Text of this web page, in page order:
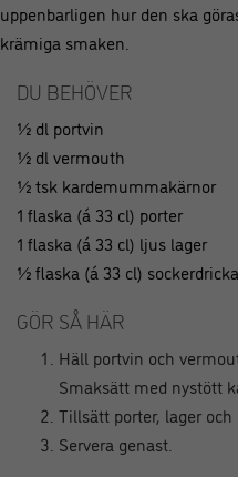
uppenbarligen hur den ska
krämiga smaken.
DU BEHÖVER
½ dl portvin
½ dl vermouth
½ tsk kardemummakärnor
1 flaska (á 33 cl) porter
1 flaska (á 33 cl) ljus lager
½ flaska (á 33 cl) sockerdricka
GÖR SÅ HÄR
Häll portvin och
Smaksätt med nystött
Tillsätt porter, lager
Servera genast.